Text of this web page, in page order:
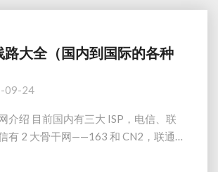
路大全（国内到国际的各种
09-24
介绍 目前国内有三大 ISP，电信、联
有 2 大骨干网——163 和 CN2，联通…